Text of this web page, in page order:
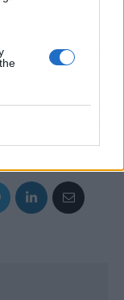
Artículo siguiente
Mike James estalla
millonaria tras